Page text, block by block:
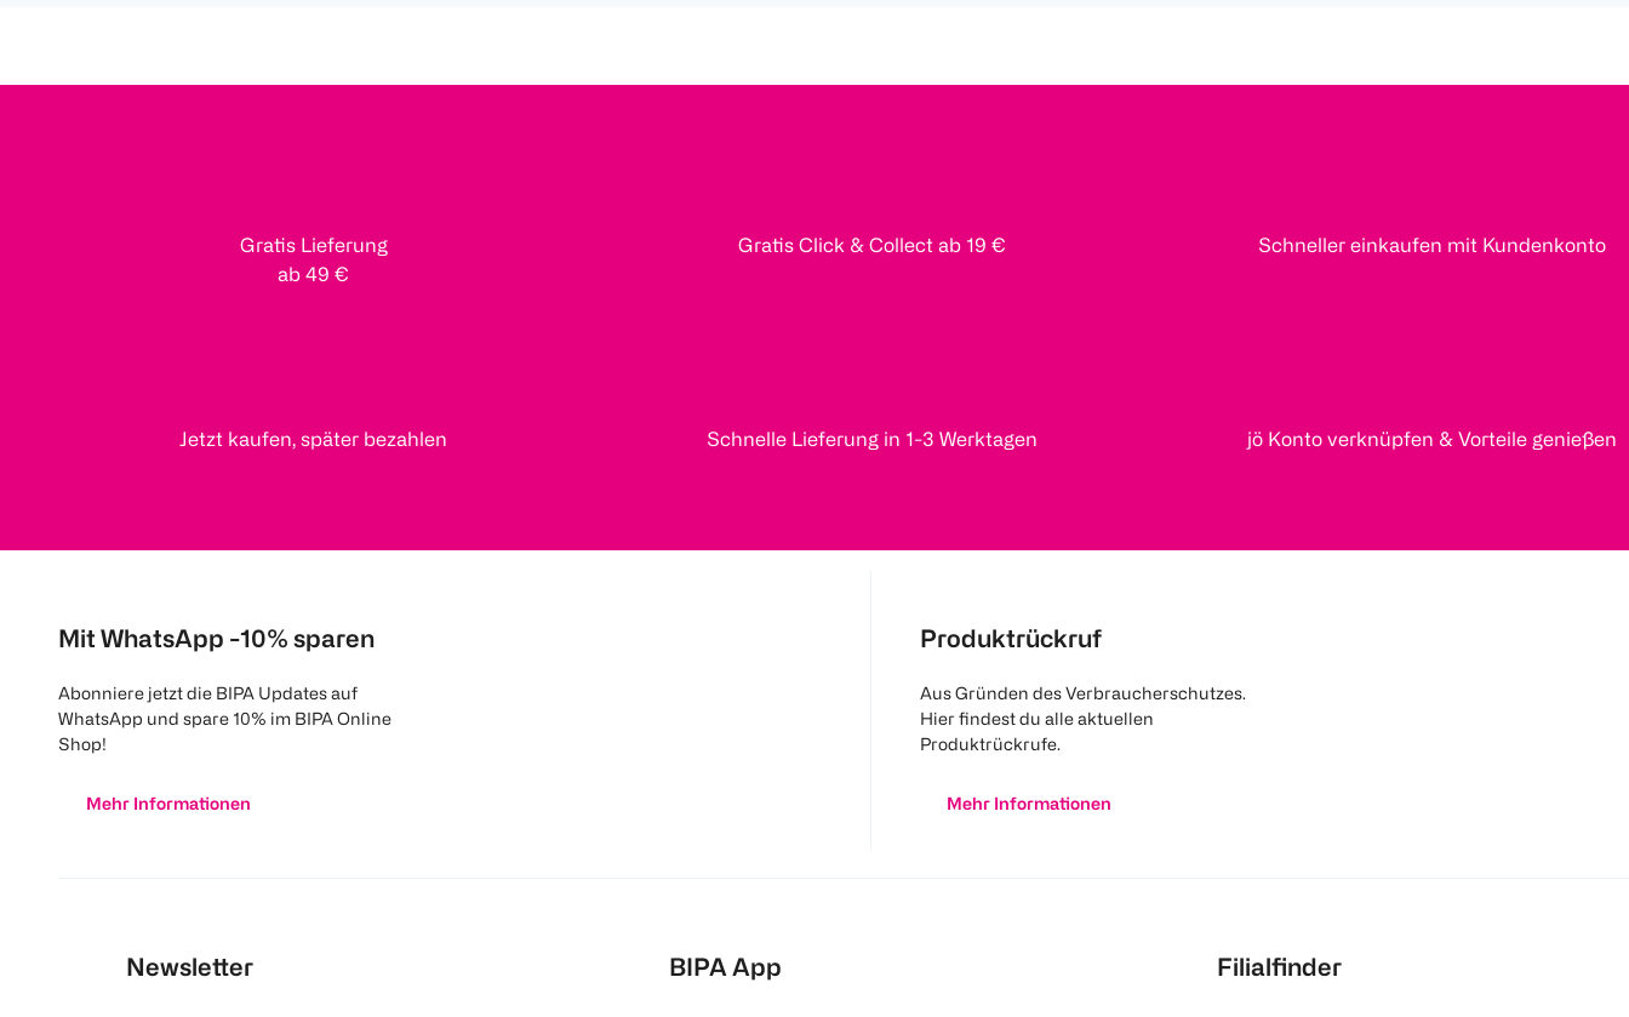
Gratis Lieferung
ab 49 €
Gratis Click & Collect ab 19 € Schneller einkaufen mit Kundenkonto
Jetzt kaufen, später bezahlen Schnelle Lieferung in 1-3 Werktagen jö Konto verknüpfen & Vorteile genießen
Mit WhatsApp -10% sparen
Abonniere jetzt die BIPA Updates auf
WhatsApp und spare 10% im BIPA Online
Shop!
Mehr Informationen
Produktrückruf
Aus Gründen des Verbraucherschutzes.
Hier findest du alle aktuellen
Produktrückrufe.
Mehr Informationen
Newsletter BIPA App Filialfinder